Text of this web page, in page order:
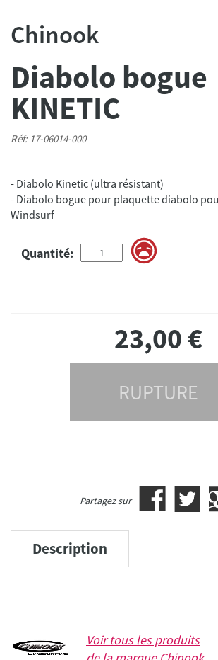
Chinook
Diabolo bogue
KINETIC
Réf: 17-06014-000
- Diabolo Kinetic (ultra résistant)
- Diabolo bogue pour plaquette diabolo
Windsurf
Quantité:
23,00€
RUPTURE
Partagez sur
Description
Voir tous les produits